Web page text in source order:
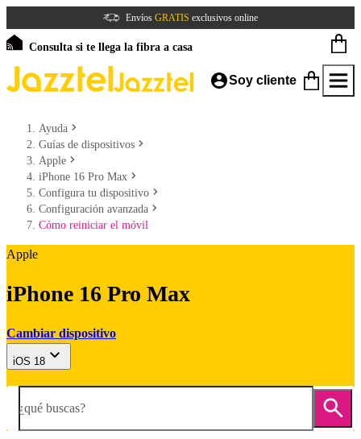
Envíos GRATIS exclusivos online
Consulta si te llega la fibra a casa
Soy cliente
Ayuda
Guías de dispositivos
Apple
iPhone 16 Pro Max
Configura tu dispositivo
Configuración avanzada
Cómo reiniciar el móvil
Apple
iPhone 16 Pro Max
Cambiar dispositivo
iOS 18
¿qué buscas?